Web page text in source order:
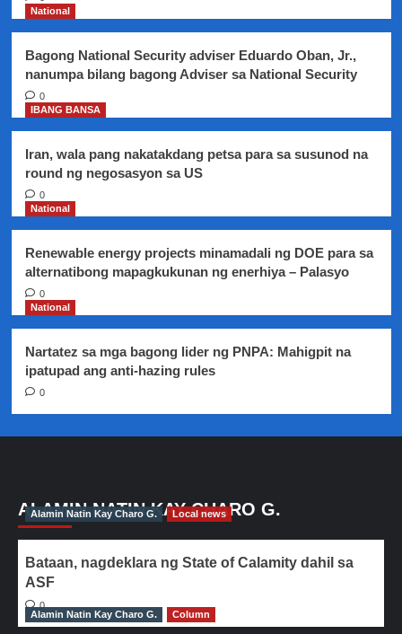
National
Bagong National Security adviser Eduardo Oban, Jr.,
nanumpa bilang bagong Adviser sa National Security
0
IBANG BANSA
Iran, wala pang nakatakdang petsa para sa susunod na
round ng negosasyon sa US
0
National
Renewable energy projects minamadali ng DOE para sa
alternatibong mapagkukunan ng enerhiya – Palasyo
0
National
Nartatez sa mga bagong lider ng PNPA: Mahigpit na
ipatupad ang anti-hazing rules
0
ALAMIN NATIN KAY CHARO G.
Alamin Natin Kay Charo G. Local news
Bataan, nagdeklara ng State of Calamity dahil sa
ASF
0
Alamin Natin Kay Charo G.
Column